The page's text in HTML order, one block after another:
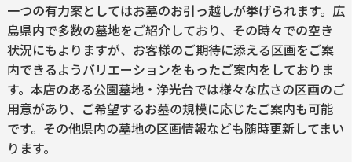
一つの有力案としてはお墓のお引っ越しが挙げられます。広
島県内で多数の墓地をご紹介しており、その時々での空き
状況にもよりますが、お客様のご期待に添える区画をご案
内できるようバリエーションをもったご案内をしておりま
す。本店のある公園墓地・浄光台では様々な広さの区画のご
用意があり、ご希望するお墓の規模に応じたご案内も可能
です。その他県内の墓地の区画情報なども随時更新してまい
ります。